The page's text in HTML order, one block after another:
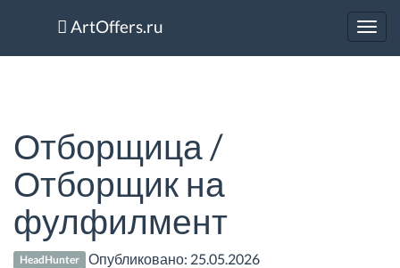
ArtOffers.ru
Отборщица /
Отборщик на
фулфилмент
HeadHunter Опубликовано: 25.05.2026